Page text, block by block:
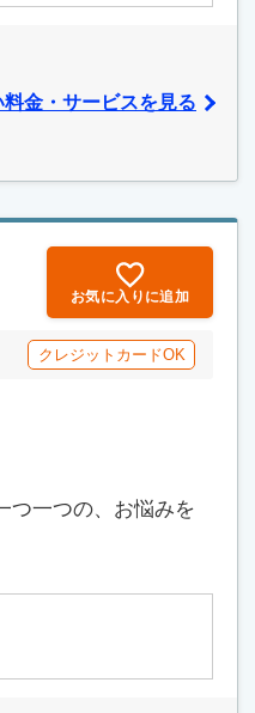
料金・サービスを見る
お気に入りに追加
クレジットカードOK
つ一つの、お悩みを